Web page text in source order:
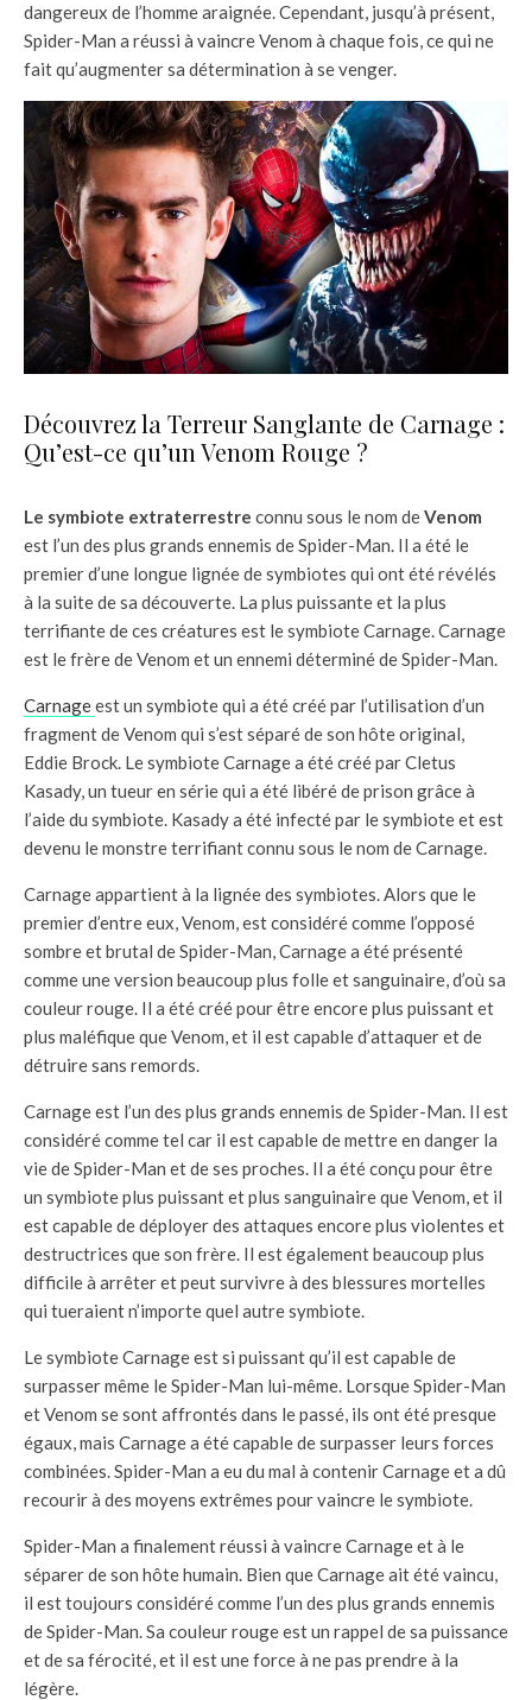
dangereux de l’homme araignée. Cependant, jusqu’à présent,
Spider-Man a réussi à vaincre Venom à chaque fois, ce qui ne
fait qu’augmenter sa détermination à se venger.
Découvrez la Terreur Sanglante de Carnage :
Qu’est-ce qu’un Venom Rouge ?
Le symbiote extraterrestre connu sous le nom deVenom
est l’un des plus grands ennemis de Spider-Man. Il a été le
premier d’une longue lignée de symbiotes qui ont été révélés
à la suite de sa découverte. La plus puissante et la plus
terrifiante de ces créatures est le symbiote Carnage. Carnage
est le frère de Venom et un ennemi déterminé de Spider-Man.
Carnageest un symbiote qui a été créé par l’utilisation d’un
fragment de Venom qui s’est séparé de son hôte original,
Eddie Brock. Le symbiote Carnage a été créé par Cletus
Kasady, un tueur en série qui a été libéré de prison grâce à
l’aide du symbiote. Kasady a été infecté par le symbiote et est
devenu le monstre terrifiant connu sous le nom de Carnage.
Carnage appartient à la lignée des symbiotes. Alors que le
premier d’entre eux, Venom, est considéré comme l’opposé
sombre et brutal de Spider-Man, Carnage a été présenté
comme une version beaucoup plus folle et sanguinaire, d’où sa
couleur rouge. Il a été créé pour être encore plus puissant et
plus maléfique que Venom, et il est capable d’attaquer et de
détruire sans remords.
Carnage est l’un des plus grands ennemis de Spider-Man. Il est
considéré comme tel car il est capable de mettre en danger la
vie de Spider-Man et de ses proches. Il a été conçu pour être
un symbiote plus puissant et plus sanguinaire que Venom, et il
est capable de déployer des attaques encore plus violentes et
destructrices que son frère. Il est également beaucoup plus
difficile à arrêter et peut survivre à des blessures mortelles
qui tueraient n’importe quel autre symbiote.
Le symbiote Carnage est si puissant qu’il est capable de
surpasser même le Spider-Man lui-même. Lorsque Spider-Man
et Venom se sont affrontés dans le passé, ils ont été presque
égaux, mais Carnage a été capable de surpasser leurs forces
combinées. Spider-Man a eu du mal à contenir Carnage et a dû
recourir à des moyens extrêmes pour vaincre le symbiote.
Spider-Man a finalement réussi à vaincre Carnage et à le
séparer de son hôte humain. Bien que Carnage ait été vaincu,
il est toujours considéré comme l’un des plus grands ennemis
de Spider-Man. Sa couleur rouge est un rappel de sa puissance
et de sa férocité, et il est une force à ne pas prendre à la
légère.